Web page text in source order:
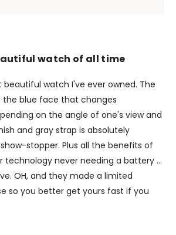
watch of all time
beautiful watch I've ever owned. The
blue face that changes
on the angle of one's view and
and gray strap is absolutely
stopper. Plus all the benefits of
technology never needing a battery ...
OH, and they made a limited
so you better get yours fast if you